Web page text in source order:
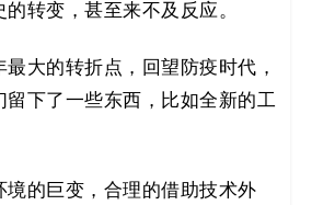
转变，甚至来不及反应。
大的转折点，回望防疫时代，
留下了一些东西，比如全新的工
境的巨变，合理的借助技术外